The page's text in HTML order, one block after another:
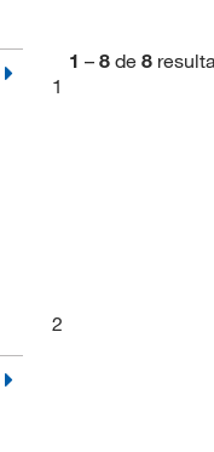
1 – 8 de 8
1
2